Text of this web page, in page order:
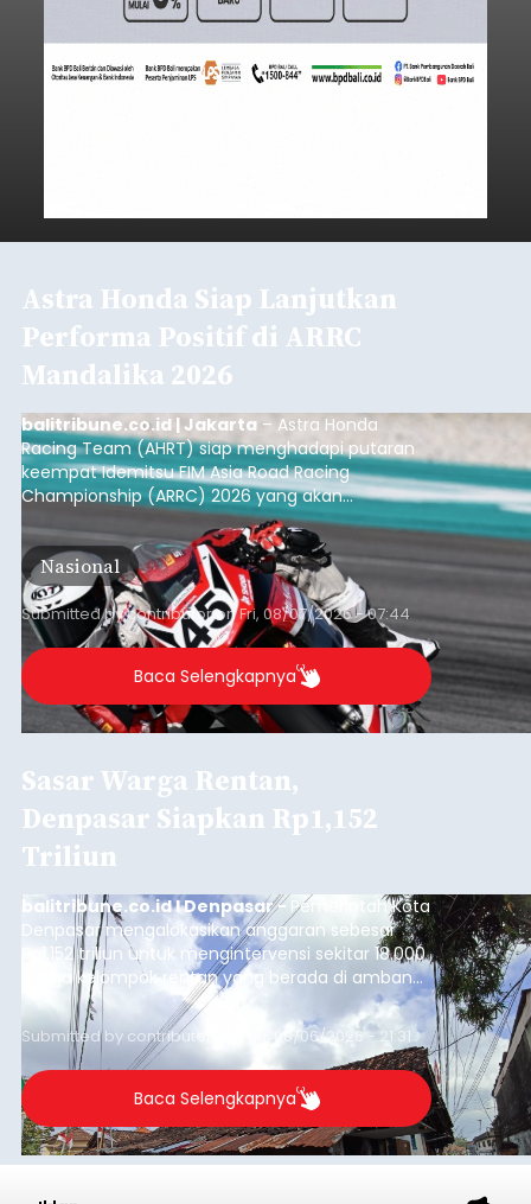
Astra Honda Siap Lanjutkan
Performa Positif di ARRC
Mandalika 2026
balitribune.co.id | Jakarta – Astra Honda
Racing Team (AHRT) siap menghadapi putaran
keempat Idemitsu FIM Asia Road Racing
Championship (ARRC) 2026 yang akan
berlangsung di Pertamina Mandalika
International Circuit, Lombok, Nusa Tenggara
Barat, pada 7–9 Agustus 2026.
Nasional
Submitted bycontributoronFri, 08/07/2026 - 07:44
Baca Selengkapnya
Sasar Warga Rentan,
Denpasar Siapkan Rp1,152
Triliun
balitribune.co.id I Denpasar - Pemerintah Kota
Denpasar mengalokasikan anggaran sebesar
Rp1,152 triliun untuk mengintervensi sekitar 18.000
warga kelompok rentan yang berada di ambang
garis kemiskinan. Langkah strategis ini diambil
guna menjaga masyarakat yang berada pada
kelompok desil 5 dan 6 tersebut agar tidak
merosot ke kategori miskin.
Submitted by contributor Thu, 08/06/2026 - 21:31
Baca Selengkapnya